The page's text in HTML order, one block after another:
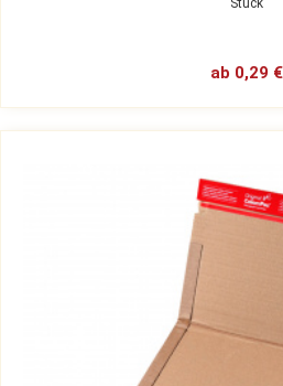
Stück
ab 0,29 €